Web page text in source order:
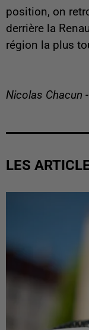
position, on
derrière la
région la plus
Nicolas Chacun
LES